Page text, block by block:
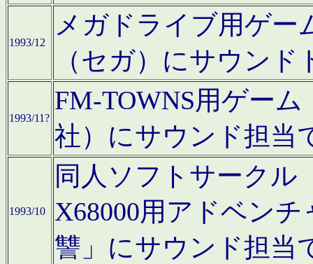
1993/12
メガドライブ用ゲー
（セガ）にサウン
1993/11?
FM-TOWNS用ゲー
社）にサウンド担当
1993/10
同人ソフトサークル
X68000用アドベン
讐」にサウンド担当